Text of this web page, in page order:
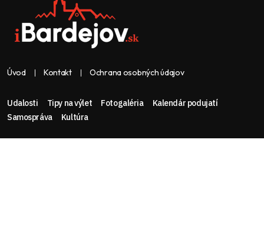
Úvod Kontakt Ochrana osobných údajov
Udalosti Tipy na výlet Fotogaléria
Kalendár podujatí
Samospráva
Kultúra